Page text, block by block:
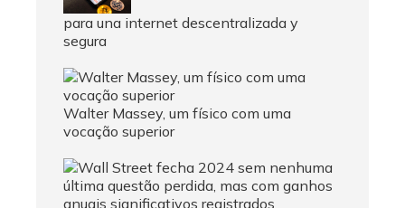
para una internet descentralizada y
segura
Walter Massey, um físico com uma
vocação superior